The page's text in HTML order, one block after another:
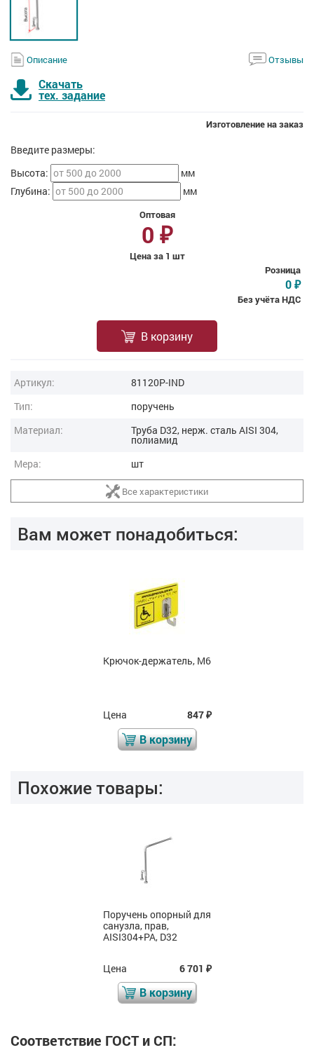
Описание Отзывы
Скачать
тех. задание
Изготовление на заказ
Введите размеры:
Высота:
мм
Глубина:
мм
Оптовая
0 ₽
Цена за 1 шт
Розница
0 ₽
Без учёта НДС
В корзину
Артикул:
81120P-IND
Тип:
поручень
Материал:
Труба D32, нерж. cталь AISI 304,
полиамид
Мера:
шт
Все характеристики
Вам может понадобиться:
Дозатор локтевой,
Цена 3 495
В корзину
Похожие товары:
Поручень опорный для
санузла, прав,
AISI304+PA, D32
Цена 6 701 ₽
В корзину
Соответствие ГОСТ и СП: